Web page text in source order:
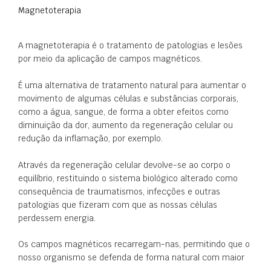
Magnetoterapia
A magnetoterapia é o tratamento de patologias e lesões
por meio da aplicação de campos magnéticos.
É uma alternativa de tratamento natural para aumentar o
movimento de algumas células e substâncias corporais,
como a água, sangue, de forma a obter efeitos como
diminuição da dor, aumento da regeneração celular ou
redução da inflamação, por exemplo.
Através da regeneração celular devolve-se ao corpo o
equilíbrio, restituindo o sistema biológico alterado como
consequência de traumatismos, infecções e outras
patologias que fizeram com que as nossas células
perdessem energia.
Os campos magnéticos recarregam-nas, permitindo que o
nosso organismo se defenda de forma natural com maior